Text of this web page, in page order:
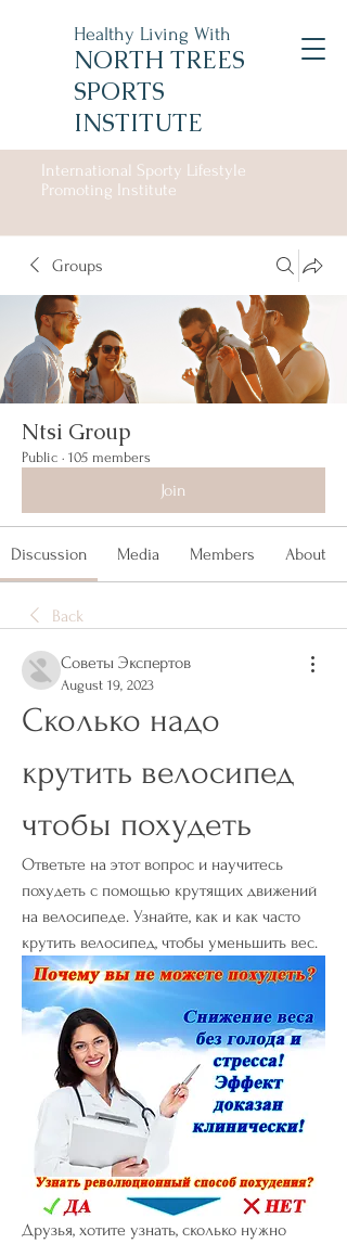
Healthy Living With
NORTH TREES
SPORTS
INSTITUTE
International Sporty Lifestyle
Promoting Institute
Groups
Ntsi Group
Public · 105 members
Join
Discussion Media Members About
Back
Советы Экспертов
August 19, 2023
Сколько надо
крутить велосипед
чтобы похудеть
Ответьте на этот вопрос и научитесь
похудеть с помощью крутящих движений
на велосипеде. Узнайте, как и как часто
крутить велосипед, чтобы уменьшить вес.
Друзья, хотите узнать, сколько нужно